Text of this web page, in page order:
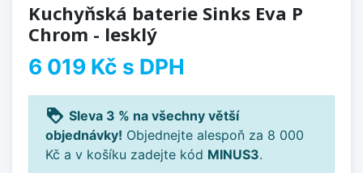
Kuchyňská baterie Sinks Eva P
Chrom - lesklý
6 019 Kč s DPH
loyalty Sleva 3 % na všechny větší
objednávky! Objednejte alespoň za 8 000
Kč a v košíku zadejte kód MINUS3.